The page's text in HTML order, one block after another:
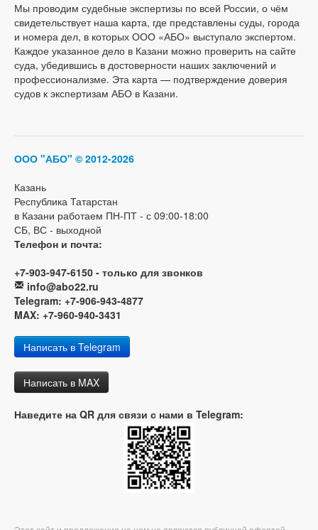
Мы проводим судебные экспертизы по всей России, о чём
свидетельствует наша карта, где представлены суды, города
и номера дел, в которых ООО «АБО» выступало экспертом.
Каждое указанное дело в Казани можно проверить на сайте
суда, убедившись в достоверности наших заключений и
профессионализме. Эта карта — подтверждение доверия
судов к экспертизам АБО в Казани.
ООО "АБО" © 2012-2026
Казань
Республика Татарстан
в Казани работаем ПН-ПТ - с 09:00-18:00
СБ, ВС - выходной
Телефон и почта:
+7-903-947-6150 - только для звонков
info@abo22.ru
Telegram: +7-906-943-4877
MAX: +7-960-940-3431
Написать в Telegram
Написать в MAX
Наведите на QR для связи с нами в Telegram: